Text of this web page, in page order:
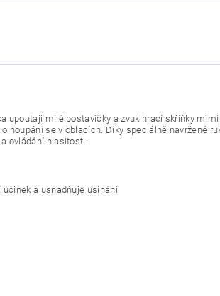
upoutají milé postavičky a zvuk hrací skříňky
se v oblacích. Díky speciálně navržené
ovládání hlasitosti.
účinek a usnadňuje usínání